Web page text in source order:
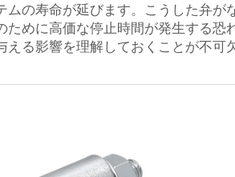
の寿命が延びます。こうした弁
めに高価な停止時間が発生する
る影響を理解しておくことが不可